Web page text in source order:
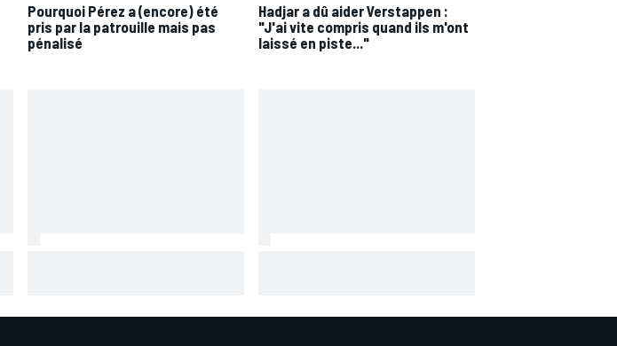
Pourquoi Pérez a (encore) été
pris par la patrouille mais pas
pénalisé
Hadjar a dû aider Verstappen :
"J'ai vite compris quand ils m'ont
laissé en piste..."